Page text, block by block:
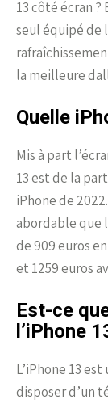
13 côté écran ?
seul équipé de
la meilleure
Quelle
Mis à part
13 est de la
iPhone de
abordable que
de 909 euros
et 1259 euros
Est-ce
l’iPhone
L’iPhone 13
disposer d’un